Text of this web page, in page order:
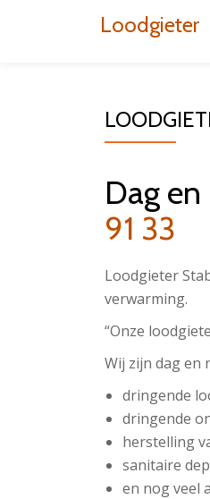
Loodgieter
Dag
91 33
Loodgieter
verwarming.
“Onze
Wij zijn dag en
dringende
dringende
herstelling
sanitaire
en nog veel